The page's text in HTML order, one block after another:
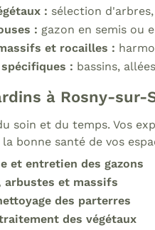
: sélection
: gazon en semis ou
et rocailles :
: bassins,
à Rosny-sur-
soin et du temps. Vos
bonne santé de vos
et entretien des gazons
arbustes et massifs
des parterres
des végétaux